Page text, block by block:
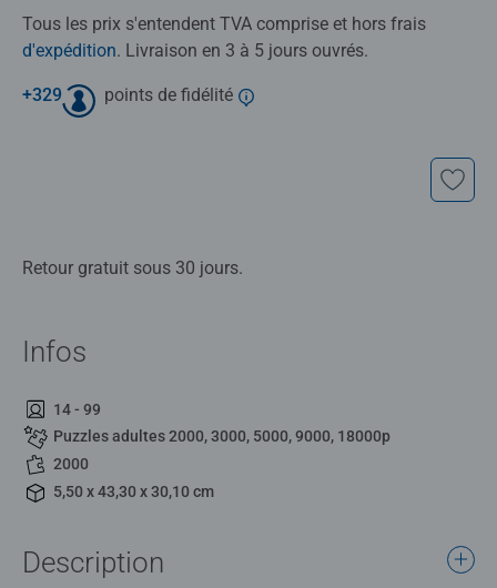
Tous les prix s'entendent TVA comprise et hors frais
d'expédition. Livraison en 3 à 5 jours ouvrés.
+329 points de fidélité
Retour gratuit sous 30 jours.
Infos
14 - 99
Puzzles adultes 2000, 3000, 5000, 9000, 18000p
2000
5,50 x 43,30 x 30,10 cm
Description